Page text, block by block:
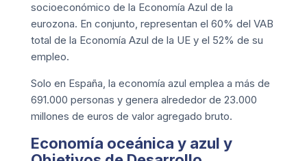
socioeconómico de la Economía Azul de la
eurozona. En conjunto, representan el 60% del VAB
total de la Economía Azul de la UE y el 52% de su
empleo.
Solo en España, la economía azul emplea a más de
691.000 personas y genera alrededor de 23.000
millones de euros de valor agregado bruto.
Economía oceánica y azul y